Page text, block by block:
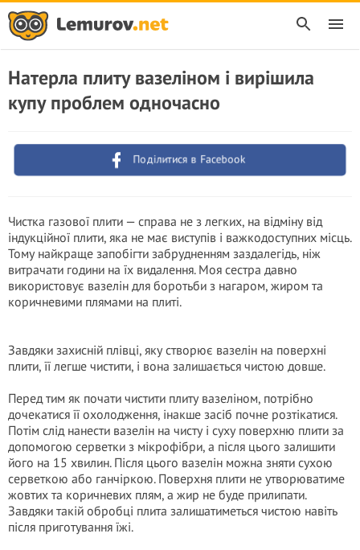
Натерла плиту вазеліном і вирішила
купу проблем одночасно
Поділитися в Facebook
Чистка газової плити — справа не з легких, на відміну від
індукційної плити, яка не має виступів і важкодоступних місць.
Тому найкраще запобігти забрудненням заздалегідь, ніж
витрачати години на їх видалення. Моя сестра давно
використовує вазелін для боротьби з нагаром, жиром та
коричневими плямами на плиті.
Завдяки захисній плівці, яку створює вазелін на поверхні
плити, її легше чистити, і вона залишається чистою довше.
Перед тим як почати чистити плиту вазеліном, потрібно
дочекатися її охолодження, інакше засіб почне розтікатися.
Потім слід нанести вазелін на чисту і суху поверхню плити за
допомогою серветки з мікрофібри, а після цього залишити
його на 15 хвилин. Після цього вазелін можна зняти сухою
серветкою або ганчіркою. Поверхня плити не утворюватиме
жовтих та коричневих плям, а жир не буде прилипати.
Завдяки такій обробці плита залишатиметься чистою навіть
після приготування їжі.